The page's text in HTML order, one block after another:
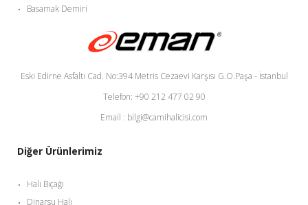
Basamak Demiri
Eski Edirne Asfaltı Cad. No:394 Metris Cezaevi Karşısı G.O.Paşa - İstanbul
Telefon: +90 212 477 02 90
Email : bilgi@camihalicisi.com
Diğer Ürünlerimiz
Halı Bıçağı
Dinarsu Halı